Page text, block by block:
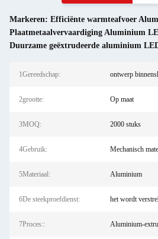
Markeren: Efficiënte warmteafvoer
Plaatmetaalvervaardiging Aluminium
Duurzame geëxtrudeerde aluminium
1Gereedschap: ontwerp
2grootte: Op maat
3MOQ: 2000 stuks
4Gebruik: Mechanisch
5Materiaal: Aluminium
6De steekproefdienst: het wordt
7Proces:: Aluminium-